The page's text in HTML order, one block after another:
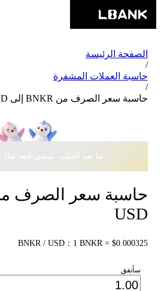
الصفحة الرئيسة
/
حاسبة العملات المشفرة
/
حاسبة سعر الصرف من BNKR إلى USD
ما بعد الجليد، نمضي أبعد معًا · ‎
USD
BNKR / USD：1 BNKR = $0.000325
سأنفق